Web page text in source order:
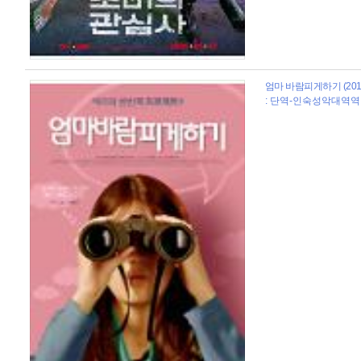
엄마 바람피게하기
: 단역-인숙성악대역역